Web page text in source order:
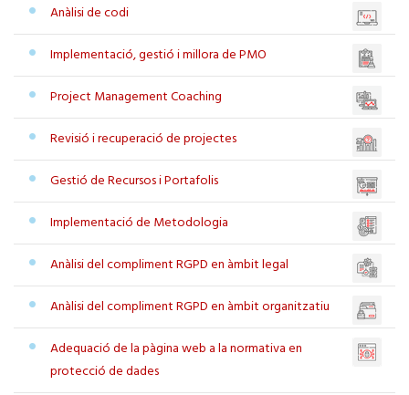
Anàlisi de codi
Implementació, gestió i millora de PMO
Project Management Coaching
Revisió i recuperació de projectes
Gestió de Recursos i Portafolis
Implementació de Metodologia
Anàlisi del compliment RGPD en àmbit legal
Anàlisi del compliment RGPD en àmbit organitzatiu
Adequació de la pàgina web a la normativa en
protecció de dades